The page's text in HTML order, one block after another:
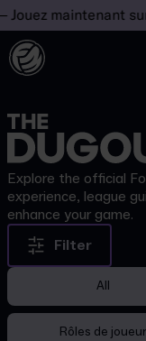
maintenant sur
Explore the official
experience, league
enhance your game.
Filter
All
Rôles de joueur